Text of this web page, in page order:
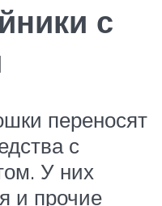
с
переносят
с
У них
и прочие